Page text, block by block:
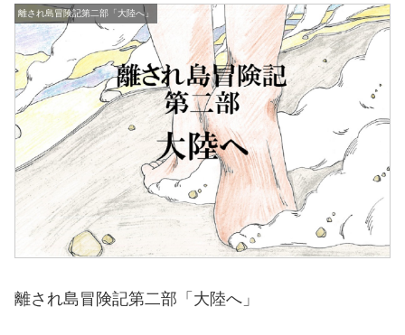
離され島冒険記第二部「大陸へ」
離され島冒険記第二部「大陸へ」